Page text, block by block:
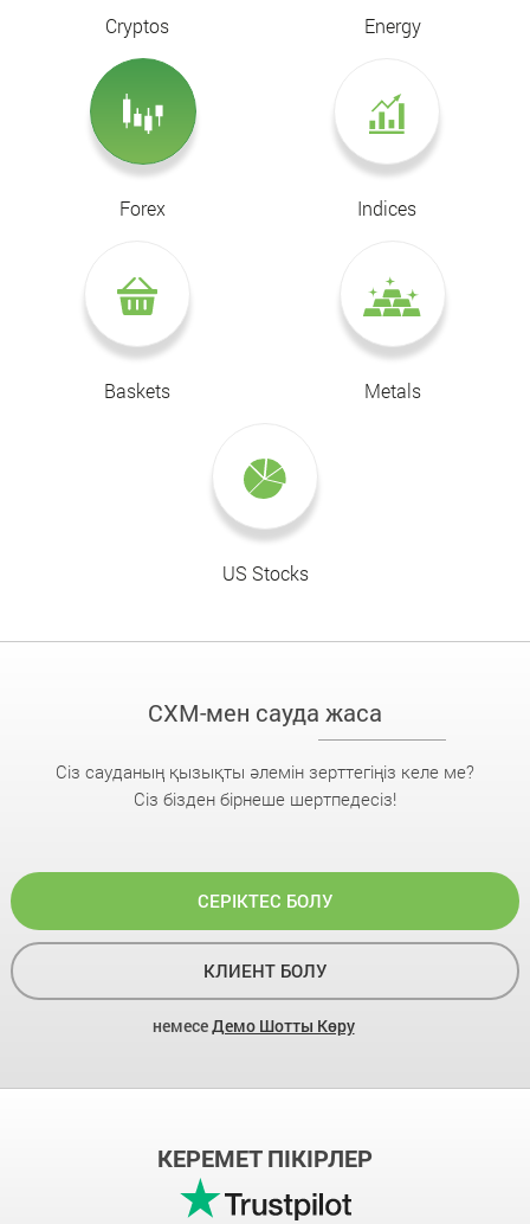
Cryptos Energy
Forex Indices
Baskets Metals
US Stocks
CXM-мен сауда жаса
Сіз сауданың қызықты әлемін зерттегіңіз келе ме?
Сіз бізден бірнеше шертпедесіз!
СЕРІКТЕС БОЛУ
КЛИЕНТ БОЛУ
немесеДемо Шотты Көру
КЕРЕМЕТ ПІКІРЛЕР